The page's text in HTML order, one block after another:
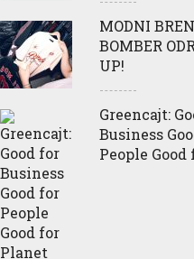
MODNI
BOMBER
UP!
Greencajt:
Business
People